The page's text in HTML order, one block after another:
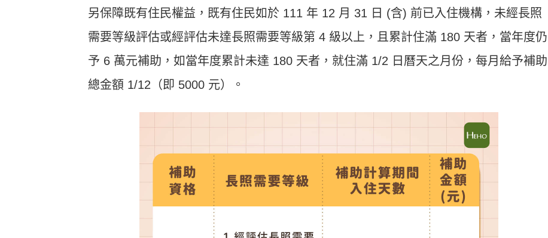
另保障既有住民權益，既有住民如於 111 年 12 月 31 日 (含) 前已入住機構，未經長照
需要等級評估或經評估未達長照需要等級第 4 級以上，且累計住滿 180 天者，當年度仍
予 6 萬元補助，如當年度累計未達 180 天者，就住滿 1/2 日曆天之月份，每月給予補助
總金額 1/12（即 5000 元）。